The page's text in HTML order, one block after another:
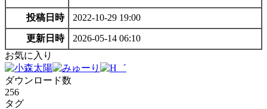
投稿日時 2022-10-29 19:00
更新日時
2026-05-14 06:10
お気に入り
ダウンロード数
256
タグ